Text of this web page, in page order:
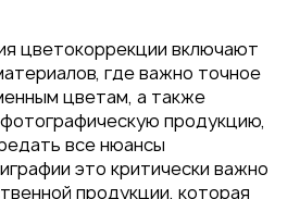
цветокоррекции включают
где важно точное
цветам, а также
продукцию,
все нюансы
это критически важно
продукции, которая